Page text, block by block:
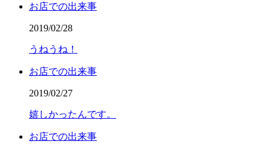
お店での出来事
2019/02/28
うねうね！
お店での出来事
2019/02/27
嬉しかったんです。
お店での出来事